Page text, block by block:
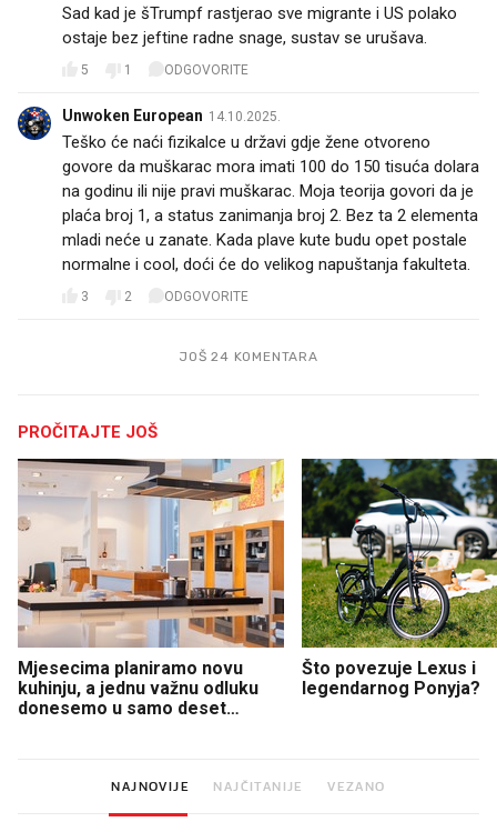
Sad kad je šTrumpf rastjerao sve migrante i US polako
ostaje bez jeftine radne snage, sustav se urušava.
5 1 ODGOVORITE
Unwoken European 14.10.2025.
Teško će naći fizikalce u državi gdje žene otvoreno
govore da muškarac mora imati 100 do 150 tisuća dolara
na godinu ili nije pravi muškarac. Moja teorija govori da je
plaća broj 1, a status zanimanja broj 2. Bez ta 2 elementa
mladi neće u zanate. Kada plave kute budu opet postale
normalne i cool, doći će do velikog napuštanja fakulteta.
3 2 ODGOVORITE
JOŠ 24 KOMENTARA
PROČITAJTE JOŠ
Mjesecima planiramo novu
kuhinju, a jednu važnu odluku
donesemo u samo deset
Što povezuje Lexus i
legendarnog Ponyja?
NAJNOVIJE NAJČITANIJE VEZANO